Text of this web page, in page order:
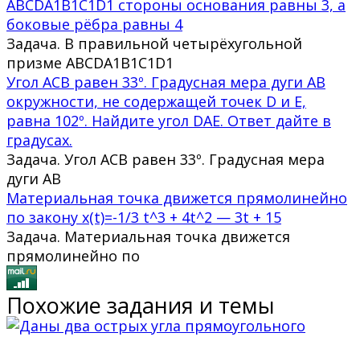
ABCDA1B1C1D1 стороны основания равны 3, а
боковые рёбра равны 4
Задача. В правильной четырёхугольной
призме ABCDA1B1C1D1
Угол ACB равен 33º. Градусная мера дуги AB
окружности, не содержащей точек D и E,
равна 102º. Найдите угол DAE. Ответ дайте в
градусах.
Задача. Угол ACB равен 33º. Градусная мера
дуги AB
Материальная точка движется прямолинейно
по закону x(t)=-1/3 t^3 + 4t^2 — 3t + 15
Задача. Материальная точка движется
прямолинейно по
Похожие задания и темы